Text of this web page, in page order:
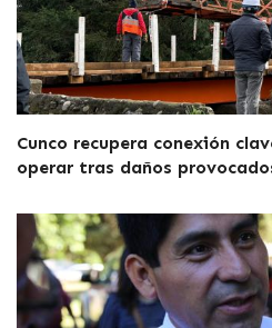
Cunco recupera conexión
operar tras daños